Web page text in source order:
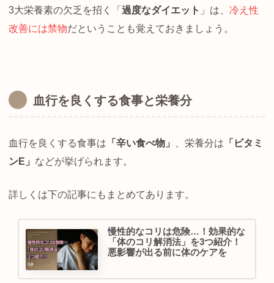
3大栄養素の欠乏を招く「 過度なダイエット 」は、 冷え性
改善には禁物だということも覚えておきましょう。
血行を良くする食事と栄養分
血行を良くする食事は 「辛い食べ物」 、栄養分は 「ビタミ
ンE」 などが挙げられます。
詳しくは下の記事にもまとめてあります。
慢性的なコリは危険…！効果的な
「体のコリ解消法」を3つ紹介！
悪影響が出る前に体のケアを